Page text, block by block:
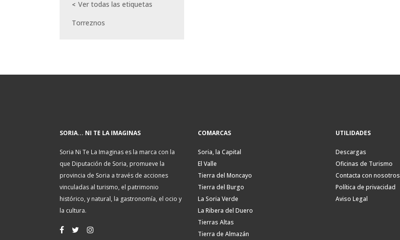
Ver todas las etiquetas
Torreznos
SORIA... NI TE LA IMAGINAS
Soria Ni Te La Imaginas es la marca con la
que Diputación de Soria, promueve la
provincia de Soria a través de acciones
vinculadas al turismo, el patrimonio
histórico, y natural, la gastronomía, el ocio y
la cultura.
COMARCAS
Soria, la Capital
El Valle
Tierra del Moncayo
Tierra del Burgo
La Soria Verde
La Ribera del Duero
Tierras Altas
Tierra de Almazán
UTILIDADES
Descargas
Oficinas de Turismo
Contacta con nosotros
Política de privacidad
Aviso Legal